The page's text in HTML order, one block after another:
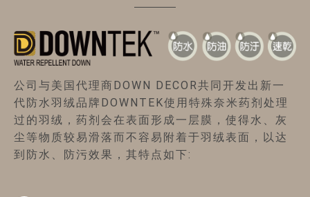
公司与美国代理商DOWN DECOR共同开发出新一
代防水羽绒品牌DOWNTEK使用特殊奈米药剂处理
过的羽绒，药剂会在表面形成一层膜，使得水、灰
尘等物质较易滑落而不容易附着于羽绒表面，以达
到防水、防污效果，其特点如下: